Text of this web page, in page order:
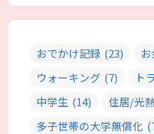
おでかけ記録 (23)
ウォーキング (7) ト
中学生 (14) 住居/光
多子世帯の大学無償化